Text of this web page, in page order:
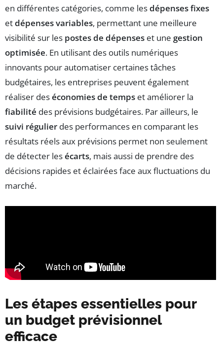
en différentes catégories, comme lesdépenses fixes
etdépenses variables, permettant une meilleure
visibilité sur les postes de dépenses et une gestion
optimisée. En utilisant des outils numériques
innovants pour automatiser certaines tâches
budgétaires, les entreprises peuvent également
réaliser deséconomies de temps et améliorer la
fiabilité des prévisions budgétaires. Par ailleurs, le
suivi régulier des performances en comparant les
résultats réels aux prévisions permet non seulement
de détecter lesécarts, mais aussi de prendre des
décisions rapides et éclairées face aux fluctuations du
marché.
Les étapes essentielles pour
un budget prévisionnel
efficace